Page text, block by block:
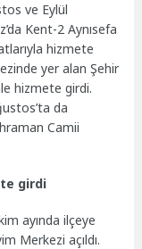
ve Eylül
Kent-2 Aynısefa
hizmete
yer alan Şehir
hizmete girdi.
da
Camii
girdi
ayında ilçeye
Merkezi açıldı.